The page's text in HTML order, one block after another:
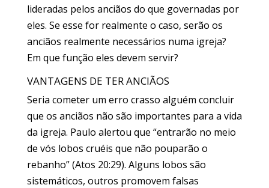
lideradas pelos anciãos do que governadas por
eles. Se esse for realmente o caso, serão os
anciãos realmente necessários numa igreja?
Em que função eles devem servir?
VANTAGENS DE TER ANCIÃOS
Seria cometer um erro crasso alguém concluir
que os anciãos não são importantes para a vida
da igreja. Paulo alertou que “entrarão no meio
de vós lobos cruéis que não pouparão o
rebanho” (Atos 20:29). Alguns lobos são
sistemáticos, outros promovem falsas